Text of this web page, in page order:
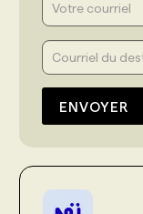
ENVOYER